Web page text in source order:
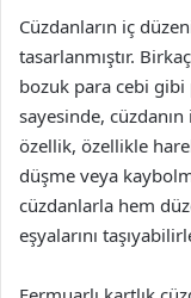
Cüzdanların iç
tasarlanmıştır.
bozuk para cebi gibi
sayesinde,
özellik, özellikle
düşme veya
cüzdanlarla hem
eşyalarını